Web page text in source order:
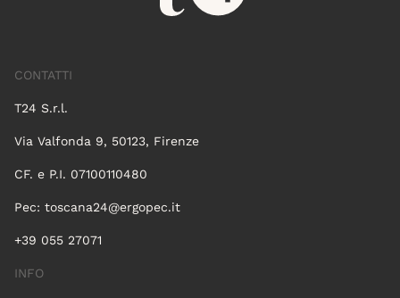
CONTATTI
T24 S.r.l.
Via Valfonda 9, 50123, Firenze
CF. e P.I. 07100110480
Pec: toscana24@ergopec.it
+39 055 27071
INFO